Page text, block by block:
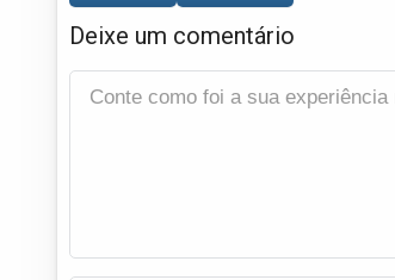
Deixe um comentário